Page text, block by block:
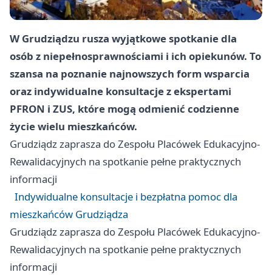
W Grudziądzu rusza wyjątkowe spotkanie dla
osób z niepełnosprawnościami i ich opiekunów. To
szansa na poznanie najnowszych form wsparcia
oraz indywidualne konsultacje z ekspertami
PFRON i ZUS, które mogą odmienić codzienne
życie wielu mieszkańców.
Grudziądzzaprasza do Zespołu Placówek Edukacyjno-
Rewalidacyjnych na spotkanie pełne praktycznych
informacji
Indywidualne konsultacje i bezpłatna pomoc dla
mieszkańców Grudziądza
Grudziądzzaprasza do Zespołu Placówek Edukacyjno-
Rewalidacyjnych na spotkanie pełne praktycznych
informacji